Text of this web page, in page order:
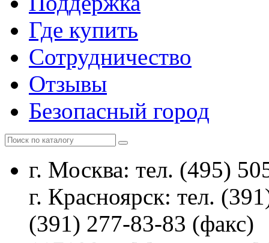
SV3210DBZ
5 Мп IP-камера с
моторизованным объективом
Отличается удобством монтажа
Где купить
Сотрудничество
Отзывы
Безопасный город
г. Москва: тел. (495)
г. Красноярск: тел.
(391) 277-83-83 (факс)